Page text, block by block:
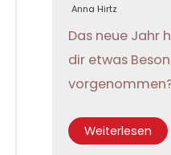
Anna Hirtz
Das neue Jahr
dir etwas
Weiterlesen